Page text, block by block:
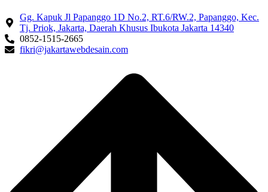
Gg. Kapuk Jl Papanggo 1D No.2, RT.6/RW.2, Papanggo, Kec.
Tj. Priok, Jakarta, Daerah Khusus Ibukota Jakarta 14340
0852-1515-2665
fikri@jakartawebdesain.com